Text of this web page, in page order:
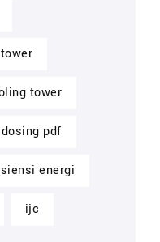
tower
pdf
energi
ijc